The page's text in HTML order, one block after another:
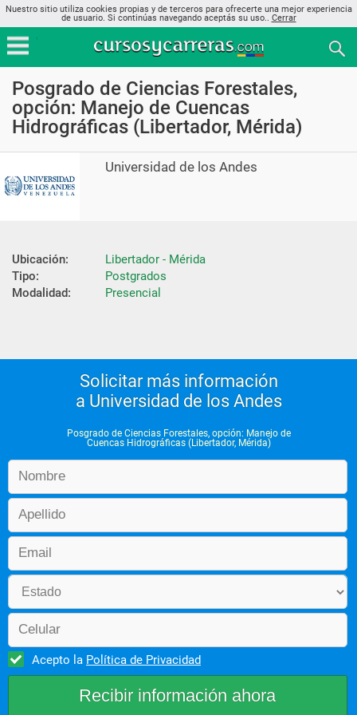
Nuestro sitio utiliza cookies propias y de terceros para ofrecerte una mejor experiencia
de usuario. Si continúas navegando aceptás su uso.. Cerrar
Posgrado de Ciencias Forestales,
opción: Manejo de Cuencas
Hidrográficas (Libertador, Mérida)
Universidad de los Andes
Ubicación:
Libertador - Mérida
Tipo:
Postgrados
Modalidad:
Presencial
Solicitar más información
a Universidad de los Andes
Posgrado de Ciencias Forestales, opción: Manejo de
Cuencas Hidrográficas (Libertador, Mérida)
Acepto la Política de Privacidad